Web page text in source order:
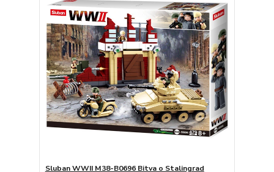
Sluban WWII M38-B0696 Bitva o Stalingrad